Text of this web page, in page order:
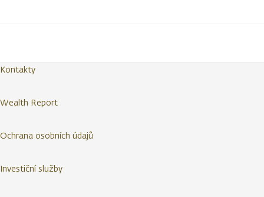
Kontakty
Wealth Report
Ochrana osobních údajů
Investiční služby